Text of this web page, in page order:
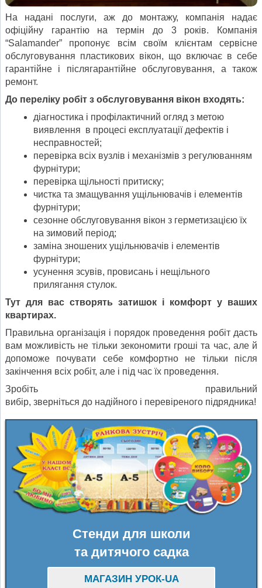
На надані послуги, аж до монтажу, компанія надає
офіційну гарантію на термін до 3 років. Компанія
“Salamander” пропонує всім своїм клієнтам сервісне
обслуговування пластикових вікон, що включає в себе
гарантійне і післягарантійне обслуговування, а також
ремонт.
До переліку робіт з обслуговування вікон входять:
діагностика і профілактичний огляд з метою
виявлення в процесі експлуатації дефектів і
несправностей;
перевірка всіх вузлів і механізмів з регулюванням
фурнітури;
перевірка щільності притиску;
чистка та змащування ущільнювачів і елементів
фурнітури;
сезонне обслуговування вікон з герметизацією їх
на зимовий період;
заміна зношених ущільнювачів і елементів
фурнітури;
усунення зсувів, провисань і нещільного
прилягання стулок.
Тут для вас створять затишок і комфорт у ваших
квартирах.
Правильна організація і порядок проведення робіт дасть
вам можливість не тільки зекономити гроші та час, але й
допоможе почувати себе комфортно не тільки після
закінчення всіх робіт, але і під час їх проведення.
Зробіть правильний
вибір, зверніться до надійного і перевіреного підрядника!
Стенди для школи
та дитячого садка
МАГАЗИН УРОК-UA